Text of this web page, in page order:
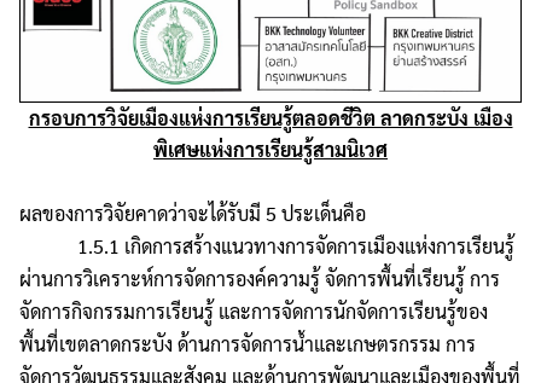
กรอบการวิจัยเมืองแห่งการเรียนรู้ตลอดชีวิต ลาดกระบัง เมือง
พิเศษแห่งการเรียนรู้สามนิเวศ
ผลของการวิจัยคาดว่าจะได้รับมี 5 ประเด็นคือ
1.5.1 เกิดการสร้างแนวทางการจัดการเมืองแห่งการเรียนรู้
ผ่านการวิเคราะห์การจัดการองค์ความรู้ จัดการพื้นที่เรียนรู้ การ
จัดการกิจกรรมการเรียนรู้ และการจัดการนักจัดการเรียนรู้ของ
พื้นที่เขตลาดกระบัง ด้านการจัดการน้ำและเกษตรกรรม การ
จัดการวัฒนธรรมและสังคม และด้านการพัฒนาและเมืองของพื้นที่